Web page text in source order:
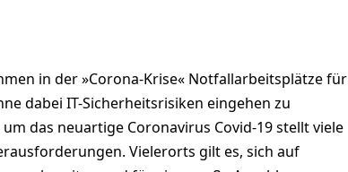
in der »Corona-Krise« Notfallarbeitsplätze für
dabei IT-Sicherheitsrisiken eingehen zu
das neuartige Coronavirus Covid-19 stellt viele
Vielerorts gilt es, sich auf